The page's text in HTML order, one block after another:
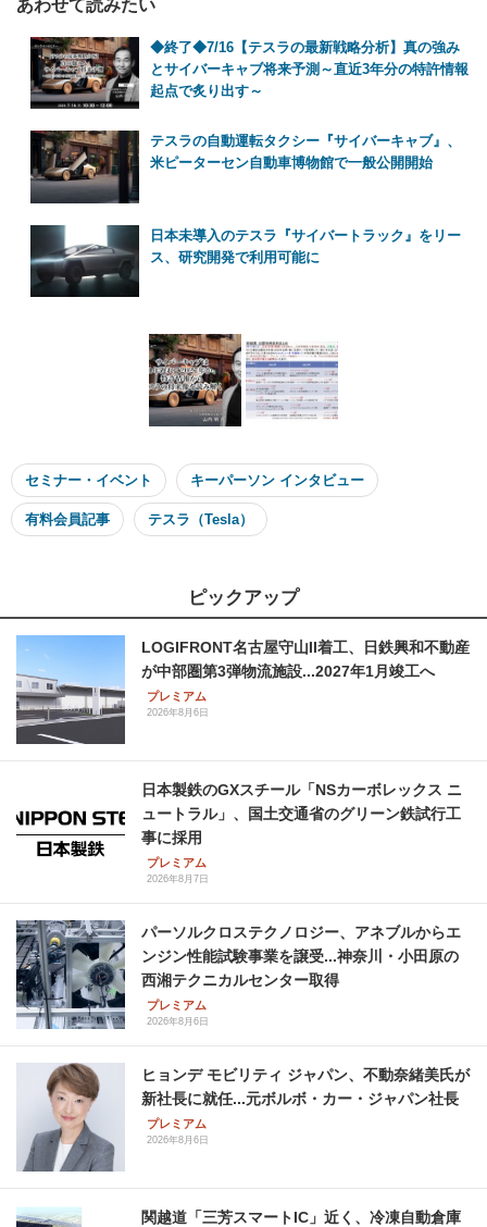
あわせて読みたい
◆終了◆7/16【テスラの最新戦略分析】真の強み
とサイバーキャブ将来予測～直近3年分の特許情報
起点で炙り出す～
テスラの自動運転タクシー『サイバーキャブ』、
米ピーターセン自動車博物館で一般公開開始
日本未導入のテスラ『サイバートラック』をリー
ス、研究開発で利用可能に
セミナー・イベント キーパーソン インタビュー
有料会員記事 テスラ（Tesla）
ピックアップ
LOGIFRONT名古屋守山II着工、日鉄興和不動産
が中部圏第3弾物流施設...2027年1月竣工へ
プレミアム
2026年8月6日
日本製鉄のGXスチール「NSカーボレックス ニ
ュートラル」、国土交通省のグリーン鉄試行工
事に採用
プレミアム
2026年8月7日
パーソルクロステクノロジー、アネブルからエ
ンジン性能試験事業を譲受...神奈川・小田原の
西湘テクニカルセンター取得
プレミアム
2026年8月6日
ヒョンデ モビリティ ジャパン、不動奈緒美氏が
新社長に就任...元ボルボ・カー・ジャパン社長
プレミアム
2026年8月6日
関越道「三芳スマートIC」近く、冷凍自動倉庫